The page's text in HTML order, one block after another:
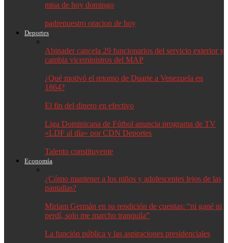
misa de hoy domingo
padrenuestro oracion de hoy
Deportes
Abinader cancela 29 funcionarios del servicio exterior y
cambia viceministros del MAP
¿Qué motivó el retorno de Duarte a Venezuela en
1864?
El fin del dinero en efectivo
Liga Dominicana de Fútbol anuncia programa de TV
«LDF al día» por CDN Deportes
Talento constituyente
Economía
¿Cómo mantener a los niños y adolescentes lejos de las
pantallas?
Miriam Germán en su rendición de cuentas: “ni gané ni
perdí, solo me marcho tranquila”
La función pública y las aspiraciones presidenciales